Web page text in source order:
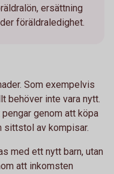
ersättning
föräldraledighet.
Som exempelvis
behöver inte vara nytt.
genom att köpa
sittstol av kompisar.
med ett nytt barn, utan
att inkomsten